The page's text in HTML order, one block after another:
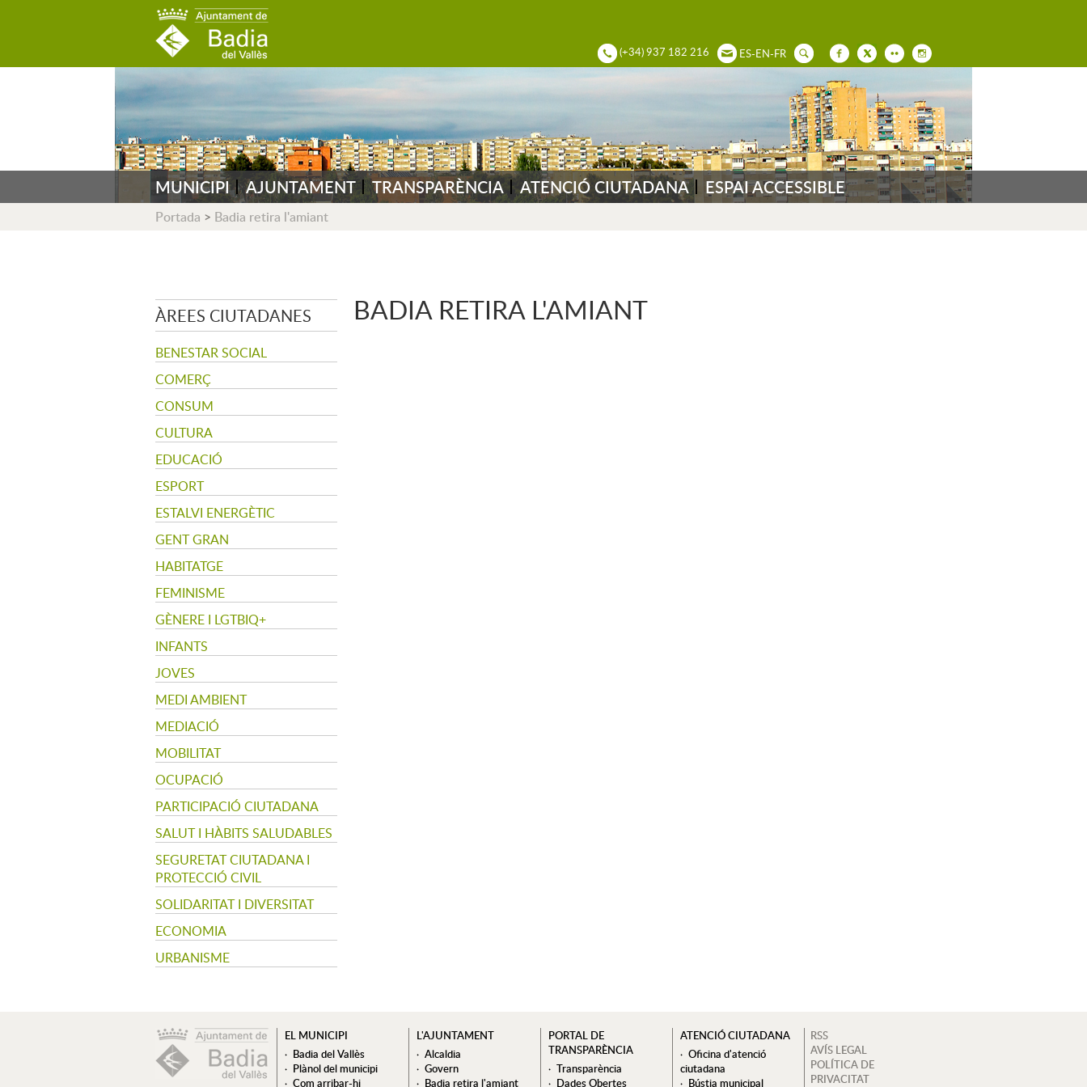
(+34) 937 182 216 ES-EN-FR
MUNICIPI AJUNTAMENT TRANSPARÈNCIA ATENCIÓ CIUTADANA ESPAI ACCESSIBLE
Portada > Badia retira l'amiant
ÀREES CIUTADANES
BENESTAR SOCIAL
COMERÇ
CONSUM
CULTURA
EDUCACIÓ
ESPORT
ESTALVI ENERGÈTIC
GENT GRAN
HABITATGE
FEMINISME
GÈNERE I LGTBIQ+
INFANTS
JOVES
MEDI AMBIENT
MEDIACIÓ
MOBILITAT
OCUPACIÓ
PARTICIPACIÓ CIUTADANA
SALUT I HÀBITS SALUDABLES
SEGURETAT CIUTADANA I
PROTECCIÓ CIVIL
SOLIDARITAT I DIVERSITAT
ECONOMIA
URBANISME
BADIA RETIRA L'AMIANT
EL MUNICIPI
Badia del Vallès
Plànol del municipi
Com arribar-hi
L'AJUNTAMENT
Alcaldia
Govern
Badia retira l'amiant
PORTAL DE
TRANSPARÈNCIA
Transparència
Dades Obertes
ATENCIÓ CIUTADANA
Oficina d'atenció
ciutadana
Bústia municipal
RSS
AVÍS LEGAL
POLÍTICA DE
PRIVACITAT